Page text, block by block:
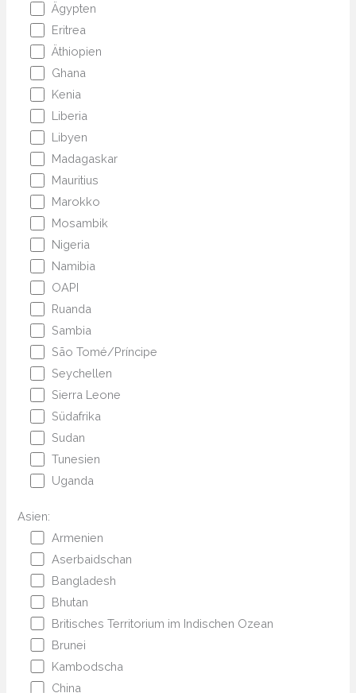
Ägypten
Eritrea
Äthiopien
Ghana
Kenia
Liberia
Libyen
Madagaskar
Mauritius
Marokko
Mosambik
Nigeria
Namibia
OAPI
Ruanda
Sambia
São Tomé/Príncipe
Seychellen
Sierra Leone
Südafrika
Sudan
Tunesien
Uganda
Asien:
Armenien
Aserbaidschan
Bangladesh
Bhutan
Britisches Territorium im Indischen Ozean
Brunei
Kambodscha
China